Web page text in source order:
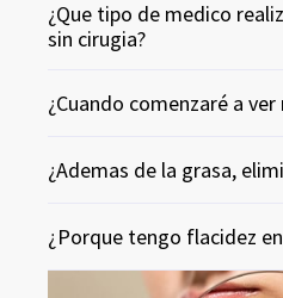
¿Que tipo de medico
sin cirugia?
¿Cuando comenzaré a
¿Ademas de la grasa,
¿Porque tengo flacidez